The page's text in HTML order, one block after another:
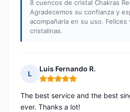
8 cuencos de cristal Chakras
Agradecemos su confianza y
acompañarla en su uso. Felices
cristalinas.
L
Luis Fernando R.
Nota: 5 de 5
The best service and the best
ever. Thanks a lot!